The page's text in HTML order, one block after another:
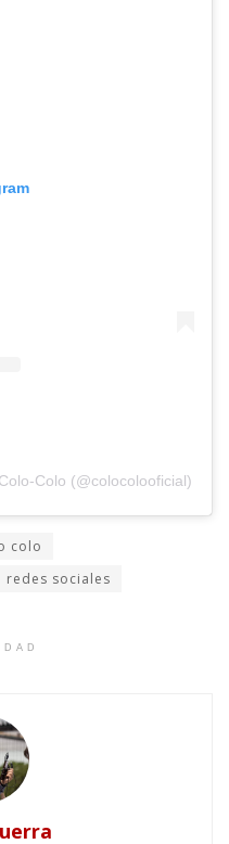
Colo (@colocolooficial)
colo
redes sociales